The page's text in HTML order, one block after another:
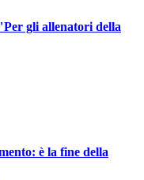
gli allenatori della
è la fine della